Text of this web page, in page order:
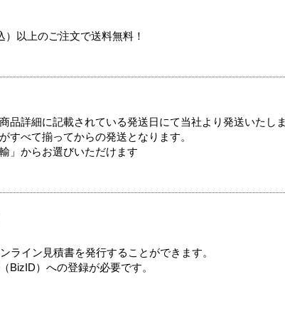
以上のご注文で送料無料！
品詳細に記載されている発送日にて当社より発送いたし
すべて揃ってからの発送となります。
」からお選びいただけます
ライン見積書を発行することができます。
BizID）への登録が必要です。